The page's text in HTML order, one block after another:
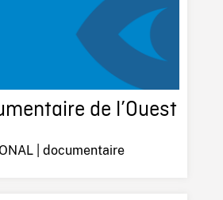
de l’Ouest
| documentaire